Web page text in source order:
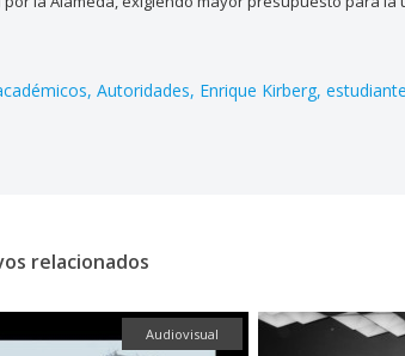
Autoridades Enrique Kirberg
relacionados
Fotografía